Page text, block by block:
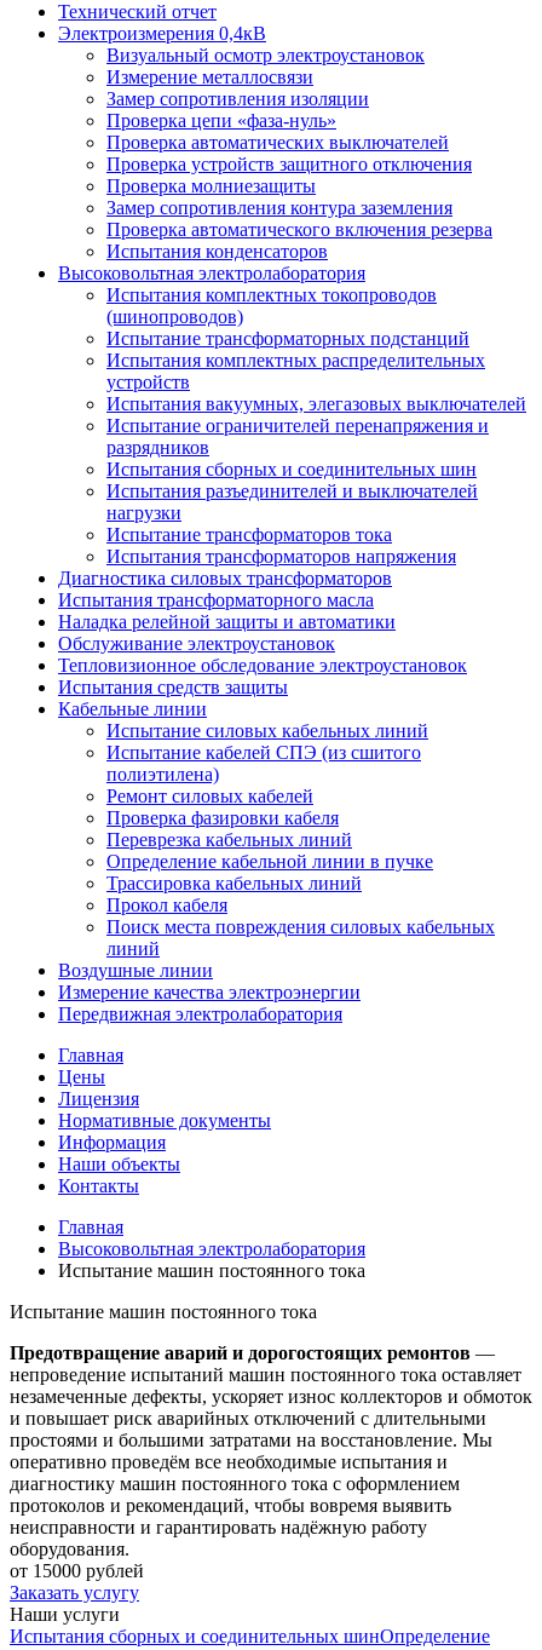
Технический отчет
Электроизмерения 0,4кВ
Визуальный осмотр электроустановок
Измерение металлосвязи
Замер сопротивления изоляции
Проверка цепи «фаза-нуль»
Проверка автоматических выключателей
Проверка устройств защитного отключения
Проверка молниезащиты
Замер сопротивления контура заземления
Проверка автоматического включения резерва
Испытания конденсаторов
Высоковольтная электролаборатория
Испытания комплектных токопроводов
(шинопроводов)
Испытание трансформаторных подстанций
Испытания комплектных распределительных
устройств
Испытания вакуумных, элегазовых выключателей
Испытание ограничителей перенапряжения и
разрядников
Испытания сборных и соединительных шин
Испытания разъединителей и выключателей
нагрузки
Испытание трансформаторов тока
Испытания трансформаторов напряжения
Диагностика силовых трансформаторов
Испытания трансформаторного масла
Наладка релейной защиты и автоматики
Обслуживание электроустановок
Тепловизионное обследование электроустановок
Испытания средств защиты
Кабельные линии
Испытание силовых кабельных линий
Испытание кабелей СПЭ (из сшитого
полиэтилена)
Ремонт силовых кабелей
Проверка фазировки кабеля
Переврезка кабельных линий
Определение кабельной линии в пучке
Трассировка кабельных линий
Прокол кабеля
Поиск места повреждения силовых кабельных
линий
Воздушные линии
Измерение качества электроэнергии
Передвижная электролаборатория
Главная
Цены
Лицензия
Нормативные документы
Информация
Наши объекты
Контакты
Главная
Высоковольтная электролаборатория
Испытание машин постоянного тока
Испытание машин постоянного тока
Предотвращение аварий и дорогостоящих ремонтов —
непроведение испытаний машин постоянного тока оставляет
незамеченные дефекты, ускоряет износ коллекторов и обмоток
и повышает риск аварийных отключений с длительными
простоями и большими затратами на восстановление. Мы
оперативно проведём все необходимые испытания и
диагностику машин постоянного тока с оформлением
протоколов и рекомендаций, чтобы вовремя выявить
неисправности и гарантировать надёжную работу
оборудования.
от 15000 рублей
Заказать услугу
Наши услуги
Испытания сборных и соединительных шинОпределение